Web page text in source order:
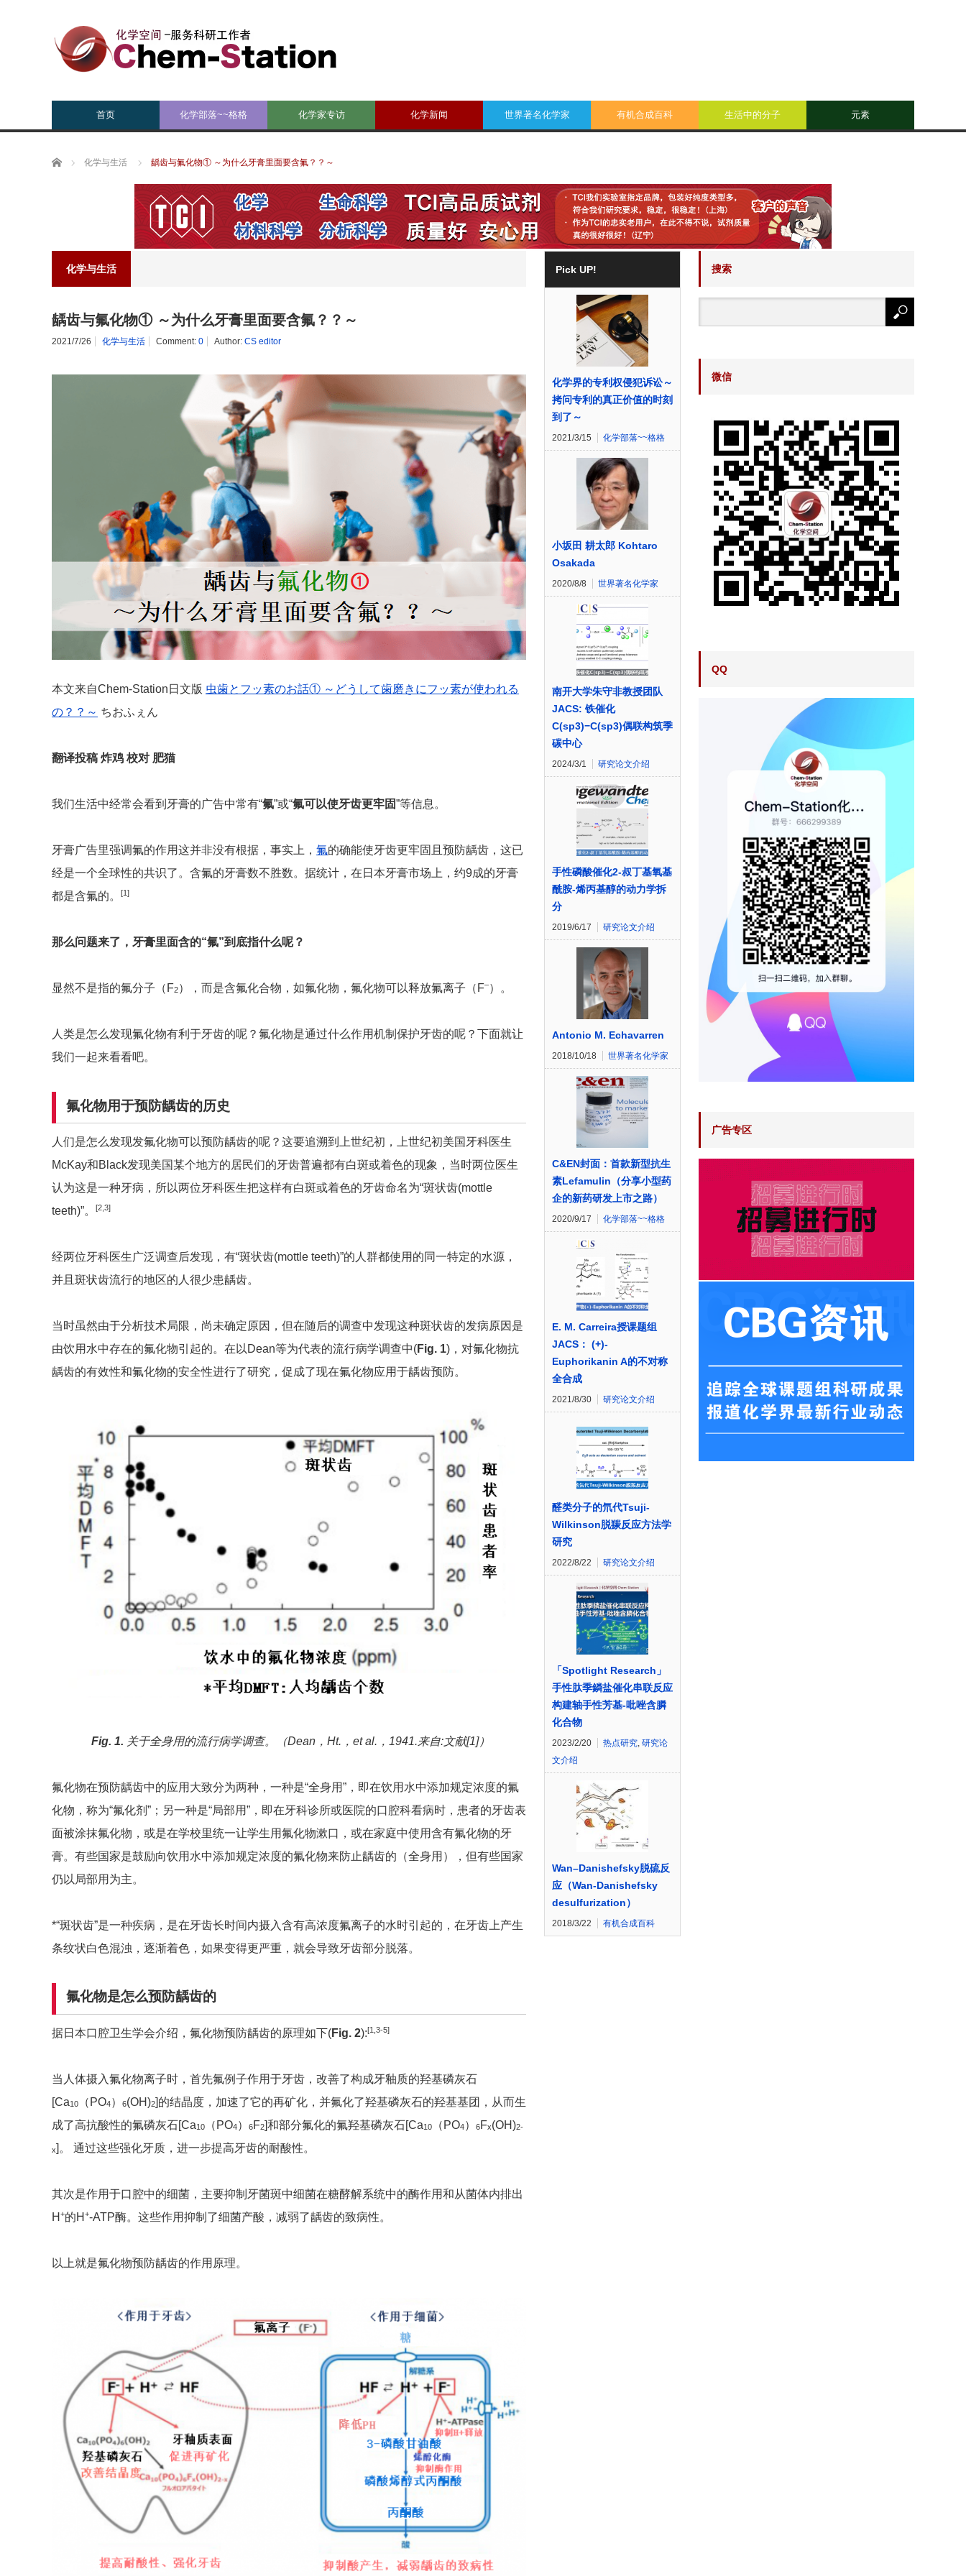
首页 化学部落~~格格 化学家专访 化学新闻 世界著名化学家 有机合成百科 生活中的分子 元素
Home 化学与生活 龋齿与氟化物① ～为什么牙膏里面要含氟？？～
化学与生活
龋齿与氟化物① ～为什么牙膏里面要含氟？？～
2021/7/26 化学与生活 Comment: 0 Author: CS editor
本文来自Chem-Station日文版 虫歯とフッ素のお話① ～どうして歯磨きにフッ素が使われる
の？？～ ちおふぇん
翻译投稿 炸鸡 校对 肥猫
我们生活中经常会看到牙膏的广告中常有“氟”或“氟可以使牙齿更牢固”等信息。
牙膏广告里强调氟的作用这并非没有根据，事实上， 氟的确能使牙齿更牢固且预防龋齿，这已
经是一个全球性的共识了。含氟的牙膏数不胜数。据统计，在日本牙膏市场上，约9成的牙膏
都是含氟的。
[1]
那么问题来了，牙膏里面含的“氟”到底指什么呢？
显然不是指的氟分子（F2），而是含氟化合物，如氟化物，氟化物可以释放氟离子（F–）。
人类是怎么发现氟化物有利于牙齿的呢？氟化物是通过什么作用机制保护牙齿的呢？下面就让
我们一起来看看吧。
氟化物用于预防龋齿的历史
人们是怎么发现发氟化物可以预防龋齿的呢？这要追溯到上世纪初，上世纪初美国牙科医生
McKay和Black发现美国某个地方的居民们的牙齿普遍都有白斑或着色的现象，当时两位医生
认为这是一种牙病，所以两位牙科医生把这样有白斑或着色的牙齿命名为“斑状齿(mottle
teeth)”。
[2,3]
经两位牙科医生广泛调查后发现，有“斑状齿(mottle teeth)”的人群都使用的同一特定的水源，
并且斑状齿流行的地区的人很少患龋齿。
当时虽然由于分析技术局限，尚未确定原因，但在随后的调查中发现这种斑状齿的发病原因是
由饮用水中存在的氟化物引起的。在以Dean等为代表的流行病学调查中(Fig. 1)，对氟化物抗
龋齿的有效性和氟化物的安全性进行了研究，促成了现在氟化物应用于龋齿预防。
Fig. 1. 关于全身用的流行病学调查。（Dean，Ht.，et al.，1941.来自:文献[1]）
氟化物在预防龋齿中的应用大致分为两种，一种是“全身用”，即在饮用水中添加规定浓度的氟
化物，称为“氟化剂”；另一种是“局部用”，即在牙科诊所或医院的口腔科看病时，患者的牙齿表
面被涂抹氟化物，或是在学校里统一让学生用氟化物漱口，或在家庭中使用含有氟化物的牙
膏。有些国家是鼓励向饮用水中添加规定浓度的氟化物来防止龋齿的（全身用），但有些国家
仍以局部用为主。
*“斑状齿”是一种疾病，是在牙齿长时间内摄入含有高浓度氟离子的水时引起的，在牙齿上产生
条纹状白色混浊，逐渐着色，如果变得更严重，就会导致牙齿部分脱落。
氟化物是怎么预防龋齿的
据日本口腔卫生学会介绍，氟化物预防龋齿的原理如下(Fig. 2):[1,3-5]
当人体摄入氟化物离子时，首先氟例子作用于牙齿，改善了构成牙釉质的羟基磷灰石
[Ca10 （PO4） 6(OH)2]的结晶度，加速了它的再矿化，并氟化了羟基磷灰石的羟基基团，从而生
成了高抗酸性的氟磷灰石[Ca10 （PO4） 6F2]和部分氟化的氟羟基磷灰石[Ca10 （PO4） 6Fx(OH)2-
x]。 通过这些强化牙质，进一步提高牙齿的耐酸性。
其次是作用于口腔中的细菌，主要抑制牙菌斑中细菌在糖酵解系统中的酶作用和从菌体内排出
H +的H +-ATP酶。这些作用抑制了细菌产酸，减弱了龋齿的致病性。
以上就是氟化物预防龋齿的作用原理。
Pick UP!
化学界的专利权侵犯诉讼～
拷问专利的真正价值的时刻
到了～
2021/3/15 化学部落~~格格
小坂田 耕太郎 Kohtaro
Osakada
2020/8/8 世界著名化学家
南开大学朱守非教授团队
JACS: 铁催化
C(sp3)−C(sp3)偶联构筑季
碳中心
2024/3/1 研究论文介绍
手性磷酸催化2-叔丁基氧基
酰胺-烯丙基醇的动力学拆
分
2019/6/17 研究论文介绍
Antonio M. Echavarren
2018/10/18 世界著名化学家
C&EN封面：首款新型抗生
素Lefamulin（分享小型药
企的新药研发上市之路）
2020/9/17 化学部落~~格格
E. M. Carreira授课题组
JACS： (+)-
Euphorikanin A的不对称
全合成
2021/8/30 研究论文介绍
醛类分子的氘代Tsuji-
Wilkinson脱羰反应方法学
研究
2022/8/22 研究论文介绍
「Spotlight Research」
手性肽季鏻盐催化串联反应
构建轴手性芳基-吡唑含膦
化合物
2023/2/20 热点研究, 研究论
文介绍
Wan–Danishefsky脱硫反
应（Wan-Danishefsky
desulfurization）
2018/3/22 有机合成百科
搜索
微信
QQ
广告专区